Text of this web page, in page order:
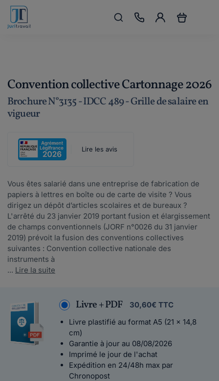
Convention collective Cartonnage 2026
Brochure N°3135 - IDCC 489 - Grille de salaire en
vigueur
Lire les avis
Vous êtes salarié dans une entreprise de fabrication de
papiers à lettres en boîte ou de carte de visite ? Vous
dirigez un dépôt d’articles scolaires et de bureaux ?
L'arrêté du 23 janvier 2019 portant fusion et élargissement
de champs conventionnels (JORF n°0026 du 31 janvier
2019) prévoit la fusion des conventions collectives
suivantes : Convention collective nationale des
instruments à
... Lire la suite
Livre + PDF
30,60€ TTC
Livre plastifié au format A5 (21 x 14,8
cm)
Garantie à jour au 08/08/2026
Imprimé le jour de l'achat
Expédition en 24/48h max par
Chronopost